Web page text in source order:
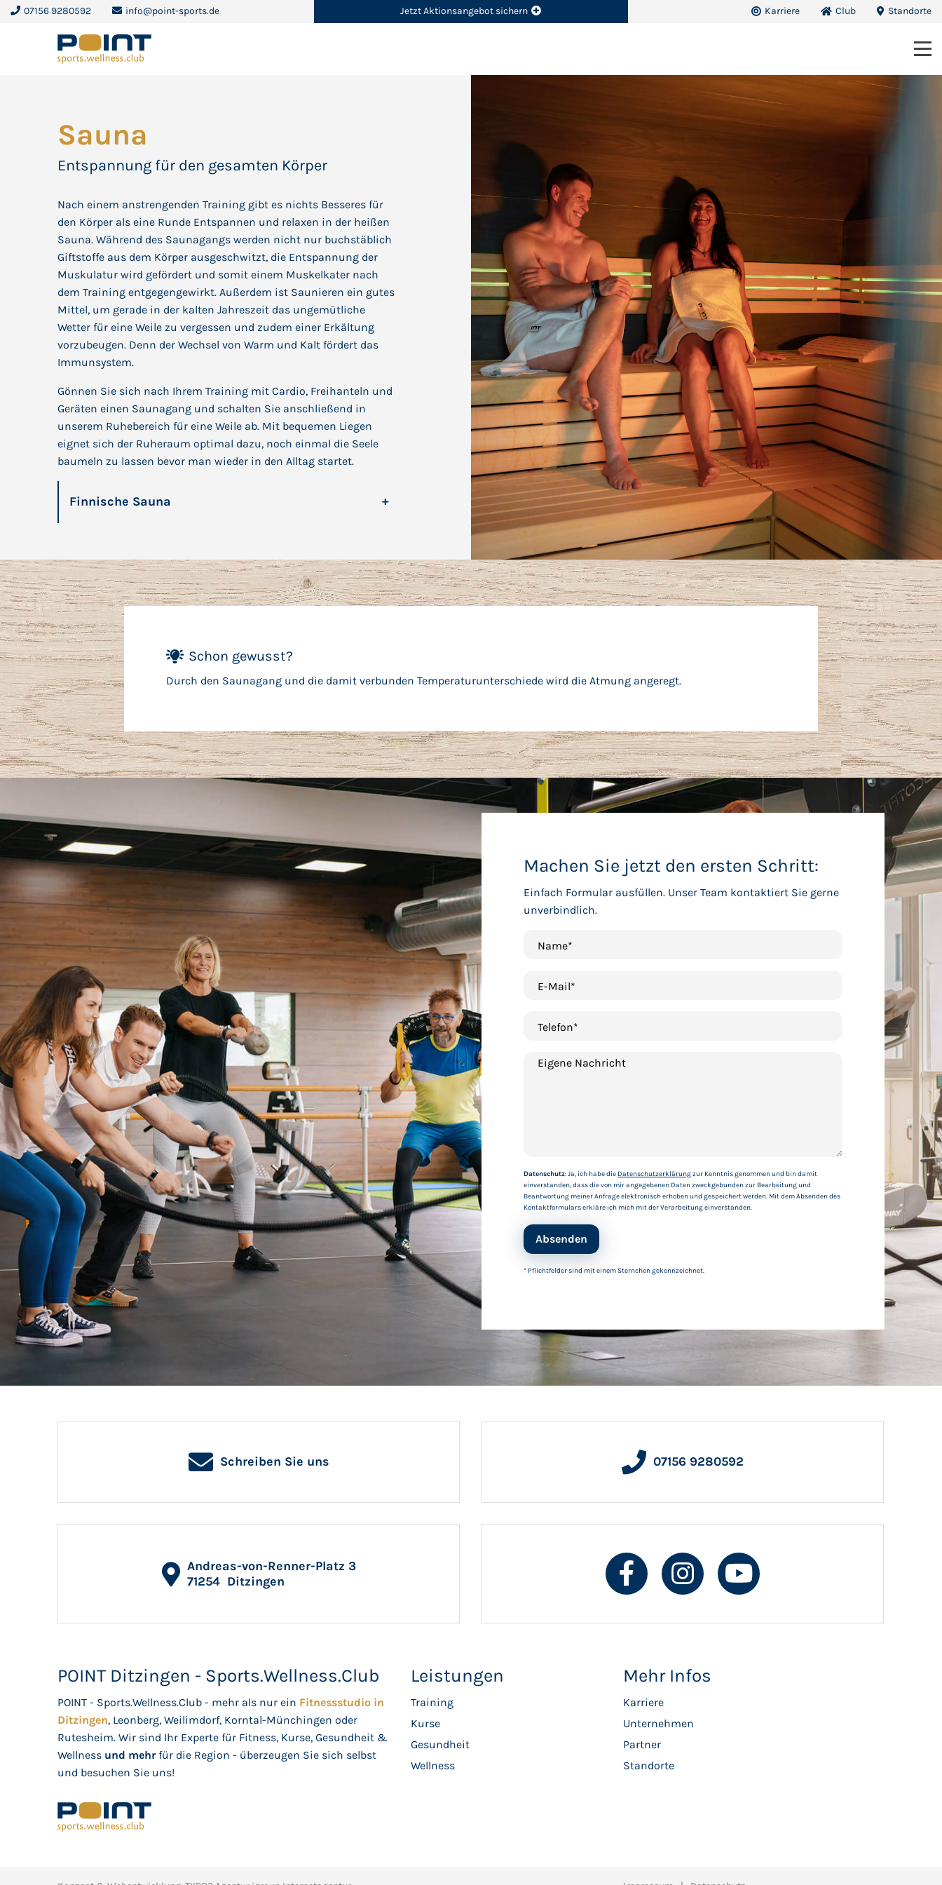
Jetzt Aktionsangebot sichern
07156 9280592 info@point-sports.de Karriere Club Standorte
Sauna
Entspannung für den gesamten Körper
Nach einem anstrengenden Training gibt es nichts Besseres für
den Körper als eine Runde Entspannen und relaxen in der heißen
Sauna. Während des Saunagangs werden nicht nur buchstäblich
Giftstoffe aus dem Körper ausgeschwitzt, die Entspannung der
Muskulatur wird gefördert und somit einem Muskelkater nach
dem Training entgegengewirkt. Außerdem ist Saunieren ein gutes
Mittel, um gerade in der kalten Jahreszeit das ungemütliche
Wetter für eine Weile zu vergessen und zudem einer Erkältung
vorzubeugen. Denn der Wechsel von Warm und Kalt fördert das
Immunsystem.
Gönnen Sie sich nach Ihrem Training mit Cardio, Freihanteln und
Geräten einen Saunagang und schalten Sie anschließend in
unserem Ruhebereich für eine Weile ab. Mit bequemen Liegen
eignet sich der Ruheraum optimal dazu, noch einmal die Seele
baumeln zu lassen bevor man wieder in den Alltag startet.
Finnische Sauna
Schon gewusst?
Durch den Saunagang und die damit verbunden Temperaturunterschiede wird die Atmung angeregt.
Machen Sie jetzt den ersten Schritt:
Einfach Formular ausfüllen. Unser Team kontaktiert Sie gerne
unverbindlich.
Name*
E-Mail*
Telefon*
Eigene Nachricht
Datenschutz: Ja, ich habe die Datenschutzerklärungzur Kenntnis genommen und bin damit
einverstanden, dass die von mir angegebenen Daten zweckgebunden zur Bearbeitung und
Beantwortung meiner Anfrage elektronisch erhoben und gespeichert werden. Mit dem Absenden des
Kontaktformulars erkläre ich mich mit der Verarbeitung einverstanden.
Absenden
* Pflichtfelder sind mit einem Sternchen gekennzeichnet.
Schreiben Sie uns 07156 9280592
Andreas-von-Renner-Platz 3
71254 Ditzingen
POINT Ditzingen - Sports.Wellness.Club
POINT - Sports.Wellness.Club - mehr als nur ein Fitnessstudio in
Ditzingen, Leonberg, Weilimdorf, Korntal-Münchingen oder
Rutesheim. Wir sind Ihr Experte für Fitness, Kurse, Gesundheit &
Wellness und mehrfür die Region - überzeugen Sie sich selbst
und besuchen Sie uns!
Leistungen
Training
Kurse
Gesundheit
Wellness
Mehr Infos
Karriere
Unternehmen
Partner
Standorte